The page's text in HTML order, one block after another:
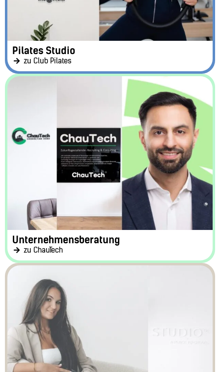
Pilates Studio
zu Club Pilates
Unternehmensberatung
zu ChauTech